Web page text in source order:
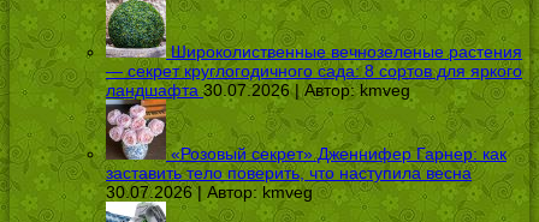
Широколиственные вечнозеленые растения
— секрет круглогодичного сада: 8 сортов для яркого
ландшафта 30.07.2026 | Автор:kmveg
«Розовый секрет» Дженнифер Гарнер: как
заставить тело поверить, что наступила весна
30.07.2026 | Автор: kmveg